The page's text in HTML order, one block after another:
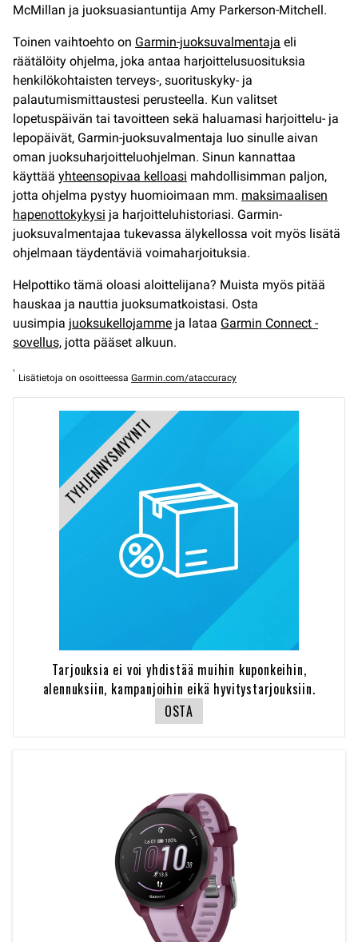
McMillan ja juoksuasiantuntija Amy Parkerson-Mitchell.
Toinen vaihtoehto on Garmin-juoksuvalmentaja eli
räätälöity ohjelma, joka antaa harjoittelusuosituksia
henkilökohtaisten terveys-, suorituskyky- ja
palautumismittaustesi perusteella. Kun valitset
lopetuspäivän tai tavoitteen sekä haluamasi harjoittelu- ja
lepopäivät, Garmin-juoksuvalmentaja luo sinulle aivan
oman juoksuharjoitteluohjelman. Sinun kannattaa
käyttää yhteensopivaa kelloasi mahdollisimman paljon,
jotta ohjelma pystyy huomioimaan mm. maksimaalisen
hapenottokykysi ja harjoitteluhistoriasi. Garmin-
juoksuvalmentajaa tukevassa älykellossa voit myös lisätä
ohjelmaan täydentäviä voimaharjoituksia.
Helpottiko tämä oloasi aloittelijana? Muista myös pitää
hauskaa ja nauttia juoksumatkoistasi. Osta
uusimpia juoksukellojamme ja lataa Garmin Connect -
sovellus, jotta pääset alkuun.
¹
Lisätietoja on osoitteessa Garmin.com/ataccuracy
TYHJENNYSMYYNTI
Tarjouksia ei voi yhdistää muihin kuponkeihin,
alennuksiin, kampanjoihin eikä hyvitystarjouksiin.
OSTA